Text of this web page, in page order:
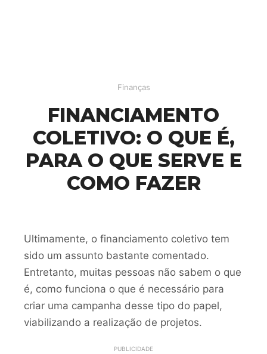
Finanças
FINANCIAMENTO
COLETIVO: O QUE É,
PARA O QUE SERVE E
COMO FAZER
Ultimamente, o financiamento coletivo tem
sido um assunto bastante comentado.
Entretanto, muitas pessoas não sabem o que
é, como funciona o que é necessário para
criar uma campanha desse tipo do papel,
viabilizando a realização de projetos.
PUBLICIDADE